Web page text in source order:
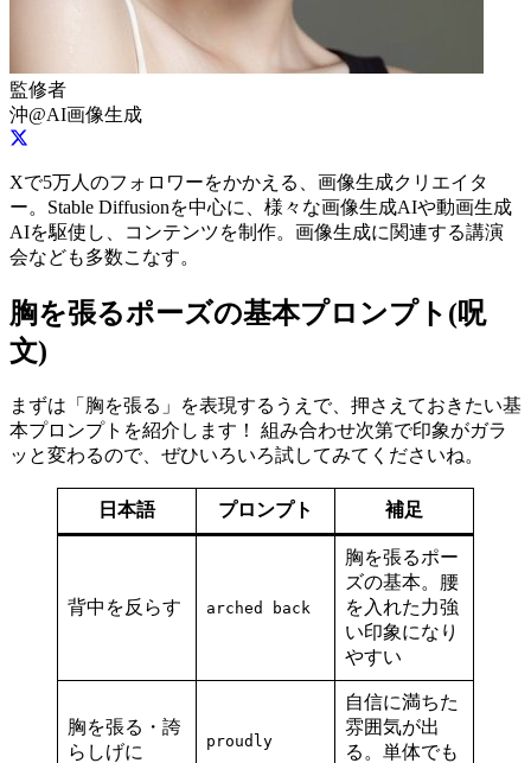
監修者
沖@AI画像生成
Xで5万人のフォロワーをかかえる、画像生成クリエイタ
ー。Stable Diffusionを中心に、様々な画像生成AIや動画生成
AIを駆使し、コンテンツを制作。画像生成に関連する講演
会なども多数こなす。
胸を張るポーズの基本プロンプト(呪
文)
まずは「胸を張る」を表現するうえで、押さえておきたい基
本プロンプトを紹介します！ 組み合わせ次第で印象がガラ
ッと変わるので、ぜひいろいろ試してみてくださいね。
日本語 プロンプト 補足
背中を反らす arched back
胸を張るポー
ズの基本。腰
を入れた力強
い印象になり
やすい
胸を張る・誇
らしげに
proudly
自信に満ちた
雰囲気が出
る。単体でも